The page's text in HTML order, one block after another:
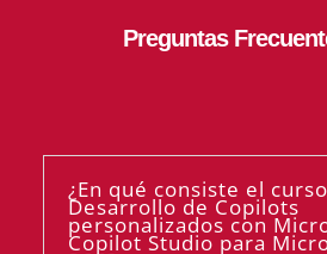
Preguntas
¿En qué consiste el curso
Desarrollo de Copilots
personalizados con
Copilot Studio para